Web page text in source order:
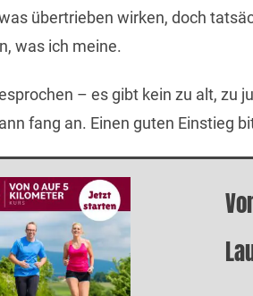
übertrieben wirken, doch
was ich meine.
– es gibt kein zu alt, zu
fang an. Einen guten Einstieg